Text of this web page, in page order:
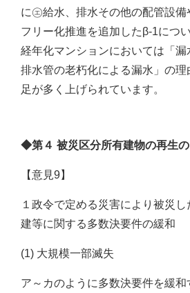
に㋓給水、排水その他の配管設
フリー化推進を追加したβ-1につ
経年化マンションにおいては「
排水管の老朽化による漏水」の
足が多く上げられています。
◆第４ 被災区分所有建物の再生
【意見9】
１政令で定める災害により被災
建等に関する多数決要件の緩和
(1) 大規模一部滅失
ア～カのように多数決要件を緩